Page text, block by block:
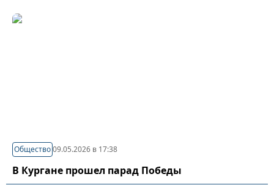
Общество09.05.2026 в 17:38
В Кургане прошел парад Победы